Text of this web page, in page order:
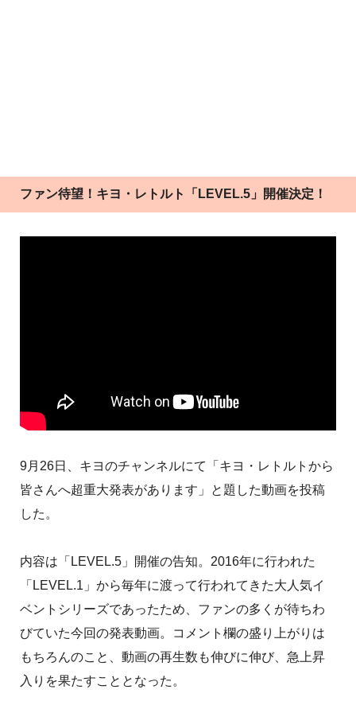
ファン待望！キヨ・レトルト「LEVEL.5」開催決定！
9月26日、キヨのチャンネルにて「キヨ・レトルトから
皆さんへ超重大発表があります」と題した動画を投稿
した。
内容は「LEVEL.5」開催の告知。2016年に行われた
「LEVEL.1」から毎年に渡って行われてきた大人気イ
ベントシリーズであったため、ファンの多くが待ちわ
びていた今回の発表動画。コメント欄の盛り上がりは
もちろんのこと、動画の再生数も伸びに伸び、急上昇
入りを果たすこととなった。